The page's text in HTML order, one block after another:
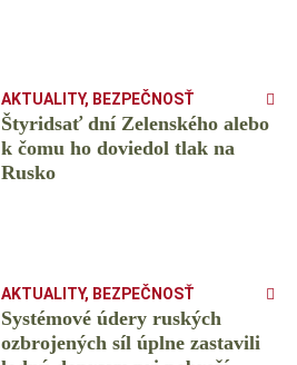
AKTUALITY, BEZPEČNOSŤ
Štyridsať dní Zelenského alebo
k čomu ho doviedol tlak na
Rusko
AKTUALITY, BEZPEČNOSŤ
Systémové údery ruských
ozbrojených síl úplne zastavili